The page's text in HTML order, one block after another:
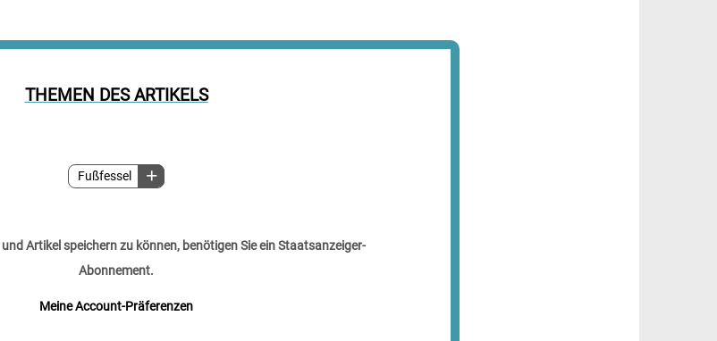
THEMEN DES ARTIKELS
Fußfessel
Artikel speichern zu können, benötigen Sie ein Staatsanzeiger-
Abonnement.
Meine Account-Präferenzen